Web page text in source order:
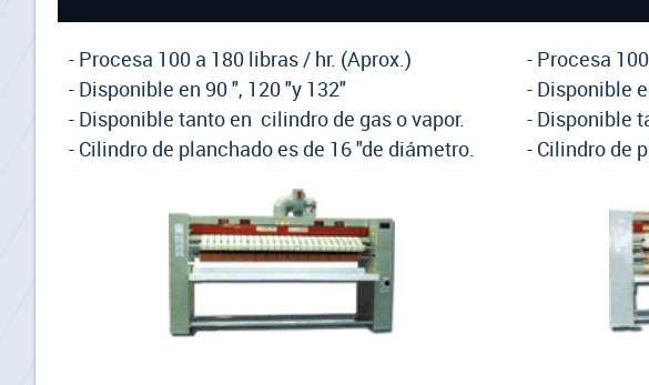
- Procesa 100 a 180 libras / hr. (Aprox.)
- Disponible en 90 ", 120 "y 132"
- Disponible tanto en cilindro de gas o vapor.
- Cilindro de planchado es de 16 "de diámetro.
- Procesa
- Disponible
- Disponible
- Cilindro de